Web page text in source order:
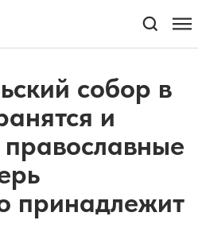
собор в
и
принадлежит